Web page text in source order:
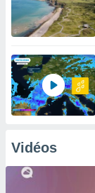
Vidéos